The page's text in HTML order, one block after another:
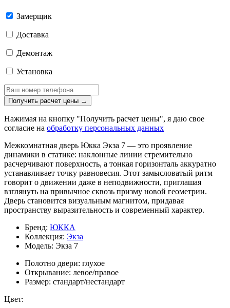
Замерщик
Доставка
Демонтаж
Установка
Получить расчет цены →
Нажимая на кнопку "Получить расчет цены", я даю свое
согласие на обработку персональных данных
Межкомнатная дверь Юкка Экза 7 — это проявление
динамики в статике: наклонные линии стремительно
расчерчивают поверхность, а тонкая горизонталь аккуратно
устанавливает точку равновесия. Этот замысловатый ритм
говорит о движении даже в неподвижности, приглашая
взглянуть на привычное сквозь призму новой геометрии.
Дверь становится визуальным магнитом, придавая
пространству выразительность и современный характер.
Бренд: ЮККА
Коллекция: Экза
Модель: Экза 7
Полотно двери: глухое
Открывание: левое/правое
Размер: стандарт/нестандарт
Цвет: